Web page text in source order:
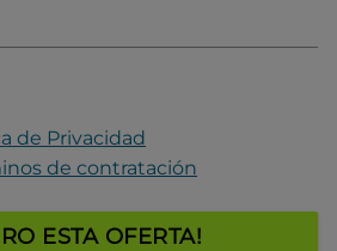
de Privacidad
de contratación
ESTA OFERTA!